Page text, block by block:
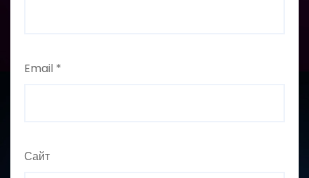
Email *
Сайт